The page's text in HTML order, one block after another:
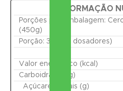
INFORMAÇÃO
Porções por embalagem:
(450g)
Porção: 34 g (2 dosadores)
Valor energético (kcal)
Carboidratos (g)
Açúcares totais (g)